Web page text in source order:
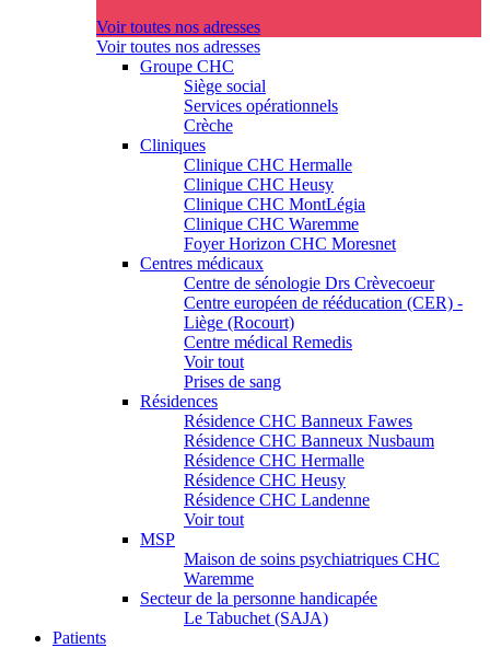
Voir toutes nos adresses
Voir toutes nos adresses
Groupe CHC
Siège social
Services opérationnels
Crèche
Cliniques
Clinique CHC Hermalle
Clinique CHC Heusy
Clinique CHC MontLégia
Clinique CHC Waremme
Foyer Horizon CHC Moresnet
Centres médicaux
Centre de sénologie Drs Crèvecoeur
Centre européen de rééducation (CER) -
Liège (Rocourt)
Centre médical Remedis
Voir tout
Prises de sang
Résidences
Résidence CHC Banneux Fawes
Résidence CHC Banneux Nusbaum
Résidence CHC Hermalle
Résidence CHC Heusy
Résidence CHC Landenne
Voir tout
MSP
Maison de soins psychiatriques CHC
Waremme
Secteur de la personne handicapée
Le Tabuchet (SAJA)
Patients